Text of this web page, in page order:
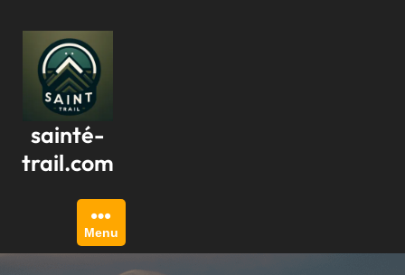
contenu
sainté-
trail.com
Menu